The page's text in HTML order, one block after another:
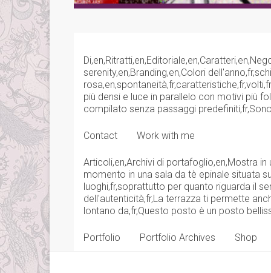
serenity,en,Branding,en,Colori
più densi e luce in parallelo con motivi più
compilato senza passaggi
Contact Work with me
Articoli,en,Archivi di portafoglio,en,Mostra
momento in una sala da tè epinale situata
luoghi,fr,soprattutto per quanto riguarda il
dell'autenticità,fr,La terrazza ti permette
lontano da,fr,Questo posto è un posto
Portfolio Portfolio Archives Shop